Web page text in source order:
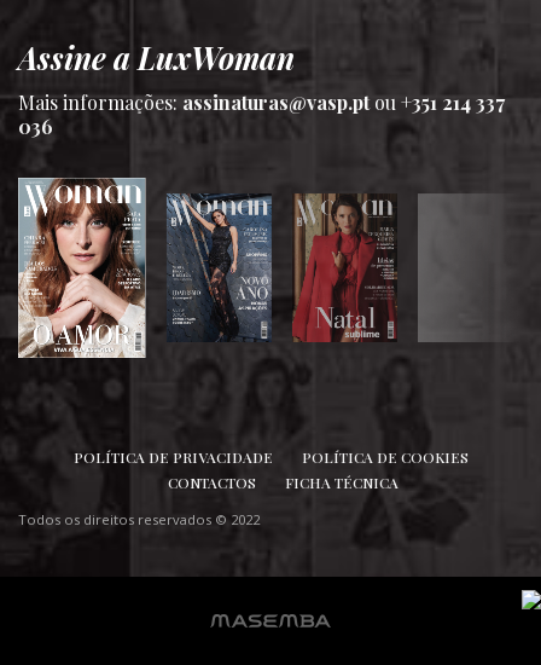
SIGA-NOS
Assine a LuxWoman
Mais informações:assinaturas@vasp.ptou +351 214 337
036
POLÍTICA DE PRIVACIDADE
POLÍTICA DE COOKIES
CONTACTOS
FICHA TÉCNICA
Todos os direitos reservados © 2022